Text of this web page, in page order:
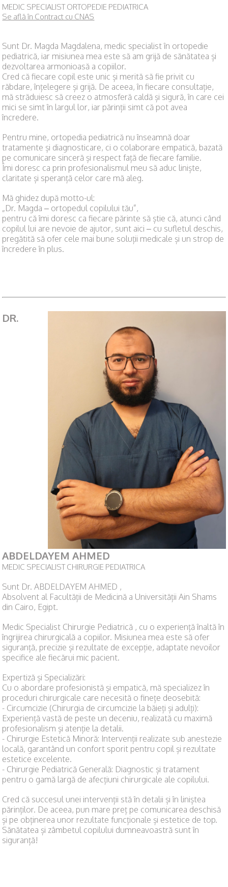
MEDIC SPECIALIST ORTOPEDIE PEDIATRICA
Se află în Contract cu CNAS
Sunt Dr. Magda Magdalena, medic specialist în ortopedie
pediatrică, iar misiunea mea este să am grijă de sănătatea și
dezvoltarea armonioasă a copiilor.
Cred că fiecare copil este unic și merită să fie privit cu
răbdare, înțelegere și grijă. De aceea, în fiecare consultație,
mă străduiesc să creez o atmosferă caldă și sigură, în care cei
mici se simt în largul lor, iar părinții simt că pot avea
încredere.
Pentru mine, ortopedia pediatrică nu înseamnă doar
tratamente și diagnosticare, ci o colaborare empatică, bazată
pe comunicare sinceră și respect față de fiecare familie.
Îmi doresc ca prin profesionalismul meu să aduc liniște,
claritate și speranță celor care mă aleg.
Mă ghidez după motto-ul:
„Dr. Magda – ortopedul copilului tău”,
pentru că îmi doresc ca fiecare părinte să știe că, atunci când
copilul lui are nevoie de ajutor, sunt aici – cu sufletul deschis,
pregătită să ofer cele mai bune soluții medicale și un strop de
încredere în plus.
DR.
ABDELDAYEM AHMED
MEDIC SPECIALIST CHIRURGIE PEDIATRICA
Sunt Dr. ABDELDAYEM AHMED ,
Absolvent al Facultății de Medicină a Universității Ain Shams
din Cairo, Egipt.
Medic Specialist Chirurgie Pediatrică , cu o experiență înaltă în
îngrijirea chirurgicală a copiilor. Misiunea mea este să ofer
siguranță, precizie și rezultate de excepție, adaptate nevoilor
specifice ale fiecărui mic pacient.
​Expertiză și Specializări:
Cu o abordare profesionistă și empatică, mă specializez în
proceduri chirurgicale care necesită o finețe deosebită:
- Circumcizie (Chirurgia de circumcizie la băieți și adulți):
Experiență vastă de peste un deceniu, realizată cu maximă
profesionalism și atenție la detalii.
- ​Chirurgie Estetică Minoră: Intervenții realizate sub anestezie
locală, garantând un confort sporit pentru copil și rezultate
estetice excelente.
- ​Chirurgie Pediatrică Generală: Diagnostic și tratament
pentru o gamă largă de afecțiuni chirurgicale ale copilului.
​Cred că succesul unei intervenții stă în detalii și în liniștea
părinților. De aceea, pun mare preț pe comunicarea deschisă
și pe obținerea unor rezultate funcționale și estetice de top.
Sănătatea și zâmbetul copilului dumneavoastră sunt în
siguranță!